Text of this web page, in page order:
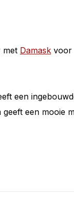
met Damask voor
een
een mooie